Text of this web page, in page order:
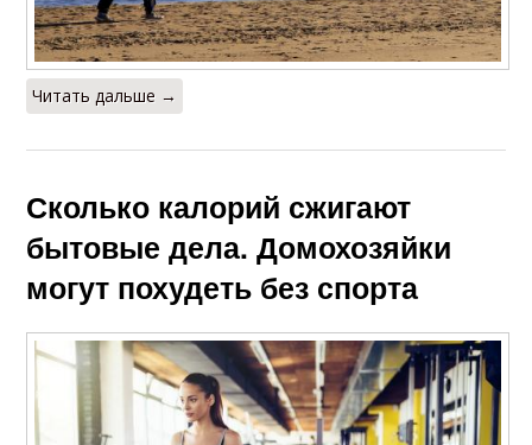
Читать дальше →
Сколько калорий сжигают
бытовые дела. Домохозяйки
могут похудеть без спорта